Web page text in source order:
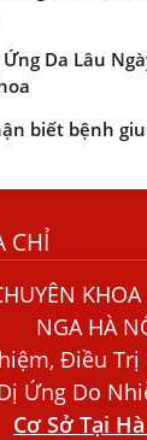
Da Lâu
biết bệnh
về bệnh
Dị Ứng, Nổi
Ánh Phòng
Sán Gồm
CHỈ
NGA HÀ
Điều
Ứng Do
Cơ Sở Tại